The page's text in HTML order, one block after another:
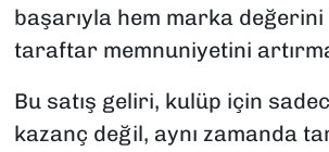
başarıyla hem marka değerini
taraftar memnuniyetini
Bu satış geliri, kulüp için
kazanç değil, aynı zamanda